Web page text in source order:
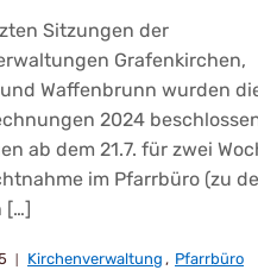
Sitzungen der
Grafenkirchen,
Waffenbrunn wurden
2024
ab dem 21.7. für zwei
im Pfarrbüro (zu
[…]
Kirchenverwaltung , Pfarrbüro